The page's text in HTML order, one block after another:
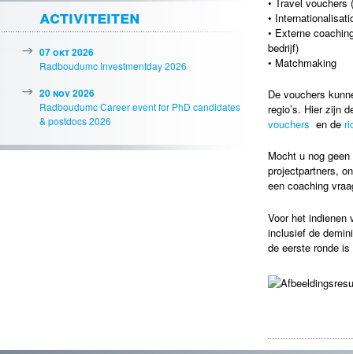
•
• Externe
bedrijf)
• Matchmaking
De vouchers
regio’s. Hier zijn
vouchers en de
Mocht u nog
projectpartners,
een coaching
Voor het indienen
inclusief de
de eerste ronde
activiteiten
07 okt 2026
Radboudumc Investmentday 2026
20 nov 2026
Radboudumc Career event for PhD candidates
& postdocs 2026